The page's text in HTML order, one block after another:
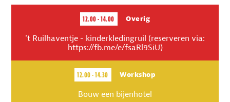
12.00 - 14.00 Overig
't Ruilhaventje - kinderkledingruil (reserveren via:
https://fb.me/e/fsaRl9SiU)
12.00 - 14.30 Workshop
Bouw een bijenhotel